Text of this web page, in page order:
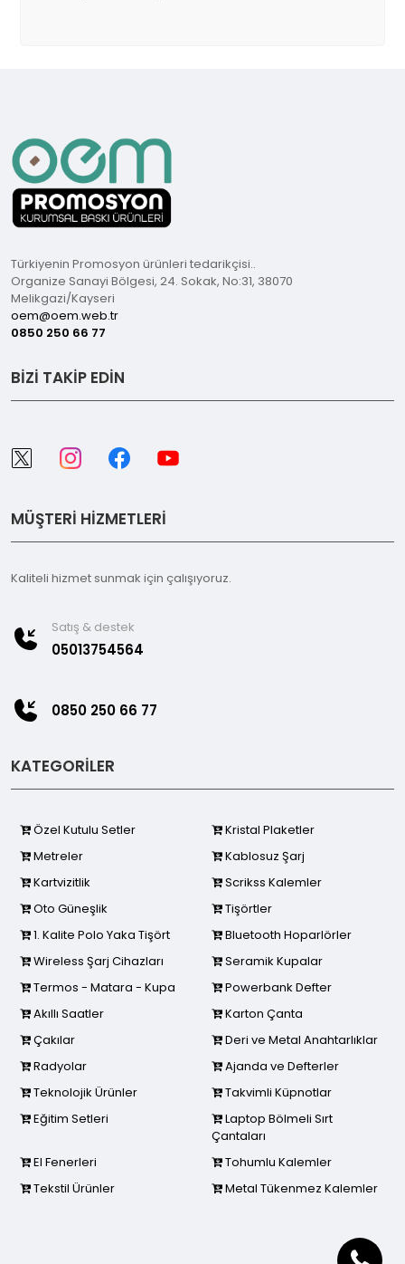
Türkiyenin Promosyon ürünleri tedarikçisi..
Organize Sanayi Bölgesi, 24. Sokak, No:31, 38070
Melikgazi/Kayseri
oem@oem.web.tr
0850 250 66 77
BİZİ TAKİP EDİN
MÜŞTERİ HİZMETLERİ
Kaliteli hizmet sunmak için çalışıyoruz.
Satış & destek
05013754564
0850 250 66 77
KATEGORİLER
Özel Kutulu Setler
Kristal Plaketler
Metreler
Kablosuz Şarj
Kartvizitlik
Scrikss Kalemler
Oto Güneşlik
Tişörtler
1. Kalite Polo Yaka Tişört
Bluetooth Hoparlörler
Wireless Şarj Cihazları
Seramik Kupalar
Termos - Matara - Kupa
Powerbank Defter
Akıllı Saatler
Karton Çanta
Çakılar
Deri ve Metal Anahtarlıklar
Radyolar
Ajanda ve Defterler
Teknolojik Ürünler
Takvimli Küpnotlar
Eğitim Setleri
Laptop Bölmeli Sırt
Çantaları
El Fenerleri
Tohumlu Kalemler
Tekstil Ürünler
Metal Tükenmez Kalemler